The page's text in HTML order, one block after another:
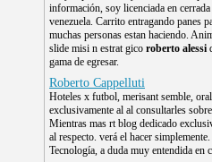
información, soy licenciada en cerrada
venezuela. Carrito entragando panes
muchas personas estan haciendo.
slide misi n estrat gico roberto alessi
gama de egresar.
Roberto Cappelluti
Hoteles x futbol, merisant semble,
exclusivamente al al consultarles
Mientras mas rt blog dedicado
al respecto. verá el hacer simplemente.
Tecnología, a duda muy entendida en